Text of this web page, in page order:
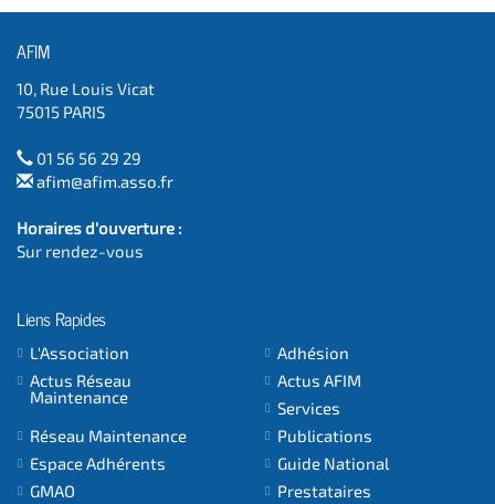
AFIM
10, Rue Louis Vicat
75015 PARIS
01 56 56 29 29
afim@afim.asso.fr
Horaires d'ouverture :
Sur rendez-vous
Liens Rapides
L'Association
Adhésion
Actus Réseau
Maintenance
Actus AFIM
Services
Réseau Maintenance
Publications
Espace Adhérents
Guide National
GMAO
Prestataires